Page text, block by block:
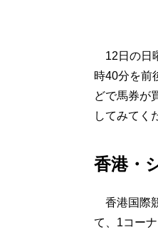
12日の日
時40分を前
どで馬券が
してみてく
香港・
香港国際
て、1コー